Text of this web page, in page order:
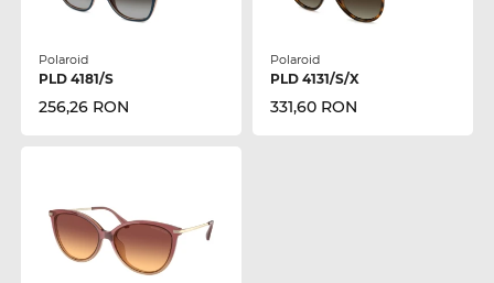
Polaroid
PLD 4181/S
256,26 RON
Polaroid
PLD 4131/S/X
331,60 RON